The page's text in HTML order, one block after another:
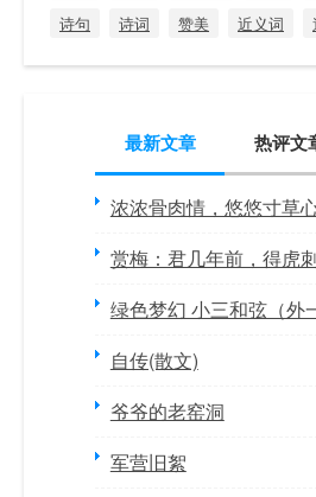
诗句
诗词 赞美 近义词
最新文章 热评文
浓浓骨肉情，悠悠寸草
赏梅：君几年前，得虎
绿色梦幻 小三和弦（外
自传(散文)
爷爷的老窑洞
军营旧絮